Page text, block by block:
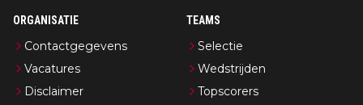
ORGANISATIE
Contactgegevens
Vacatures
Disclaimer
TEAMS
Selectie
Wedstrijden
Topscorers